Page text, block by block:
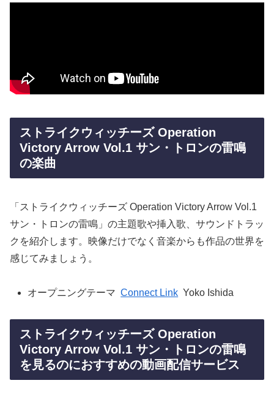
ストライクウィッチーズ Operation
Victory Arrow Vol.1 サン・トロンの雷鳴
の楽曲
「ストライクウィッチーズ Operation Victory Arrow Vol.1
サン・トロンの雷鳴」の主題歌や挿入歌、サウンドトラッ
クを紹介します。映像だけでなく音楽からも作品の世界を
感じてみましょう。
オープニングテーマ Connect Link Yoko Ishida
ストライクウィッチーズ Operation
Victory Arrow Vol.1 サン・トロンの雷鳴
を見るのにおすすめの動画配信サービス